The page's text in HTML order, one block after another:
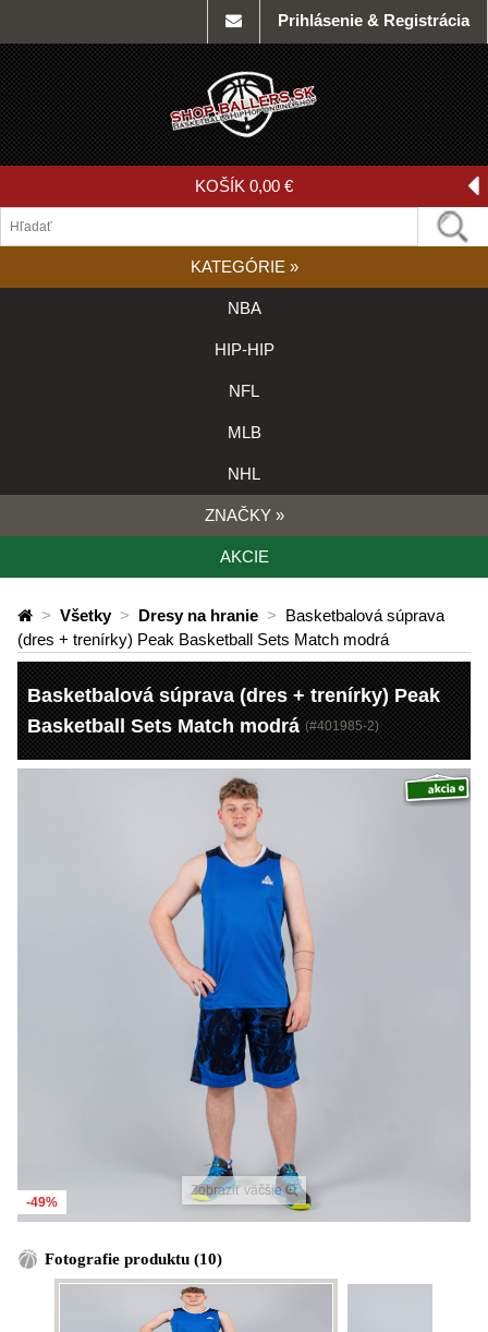
Prihlásenie & Registrácia
KOŠÍK 0,00 €
KATEGÓRIE »
NBA
HIP-HIP
NFL
MLB
NHL
ZNAČKY »
AKCIE
> Všetky > Dresy na hranie > Basketbalová súprava
(dres + trenírky) Peak Basketball Sets Match modrá
Basketbalová súprava (dres + trenírky) Peak
Basketball Sets Match modrá (#401985-2)
Zobraziť väčšie
-49%
Fotografie produktu (10)